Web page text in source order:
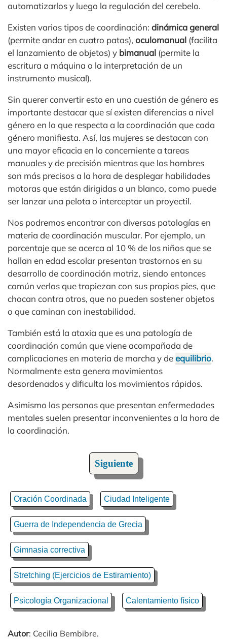
automatizarlos y luego la regulación del cerebelo.
Existen varios tipos de coordinación: dinámica general
(permite andar en cuatro patas), oculomanual (facilita
el lanzamiento de objetos) y bimanual (permite la
escritura a máquina o la interpretación de un
instrumento musical).
Sin querer convertir esto en una cuestión de género es
importante destacar que sí existen diferencias a nivel
género en lo que respecta a la coordinación que cada
género manifiesta. Así, las mujeres se destacan con
una mayor eficacia en lo concerniente a tareas
manuales y de precisión mientras que los hombres
son más precisos a la hora de desplegar habilidades
motoras que están dirigidas a un blanco, como puede
ser lanzar una pelota o interceptar un proyectil.
Nos podremos encontrar con diversas patologías en
materia de coordinación muscular. Por ejemplo, un
porcentaje que se acerca al 10 % de los niños que se
hallan en edad escolar presentan trastornos en su
desarrollo de coordinación motriz, siendo entonces
común verlos que tropiezan con sus propios pies, que
chocan contra otros, que no pueden sostener objetos
o que caminan con inestabilidad.
También está la ataxia que es una patología de
coordinación común que viene acompañada de
complicaciones en materia de marcha y deequilibrio.
Normalmente esta genera movimientos
desordenados y dificulta los movimientos rápidos.
Asimismo las personas que presentan enfermedades
mentales suelen presentar inconvenientes a la hora de
la coordinación.
Siguiente
Oración Coordinada Ciudad Inteligente
Guerra de Independencia de Grecia
Gimnasia correctiva
Stretching (Ejercicios de Estiramiento)
Psicología Organizacional Calentamiento físico
Autor: Cecilia Bembibre.